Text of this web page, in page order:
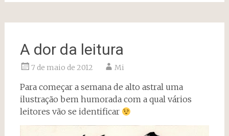
A dor da leitura
7 de maio de 2012 Mi
Para começar a semana de alto astral uma
ilustração bem humorada com a qual vários
leitores vão se identificar